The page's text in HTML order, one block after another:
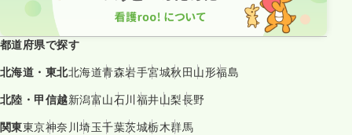
都道府県で探す
北海道・東北北海道青森岩手宮城秋田山形福島
北陸・甲信越新潟富山石川福井山梨長野
関東東京神奈川埼玉千葉茨城栃木群馬